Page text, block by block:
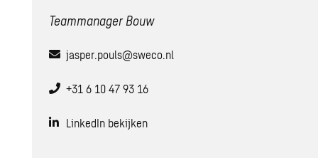
Teammanager Bouw
jasper.pouls@sweco.nl
+31 6 10 47 93 16
LinkedIn bekijken